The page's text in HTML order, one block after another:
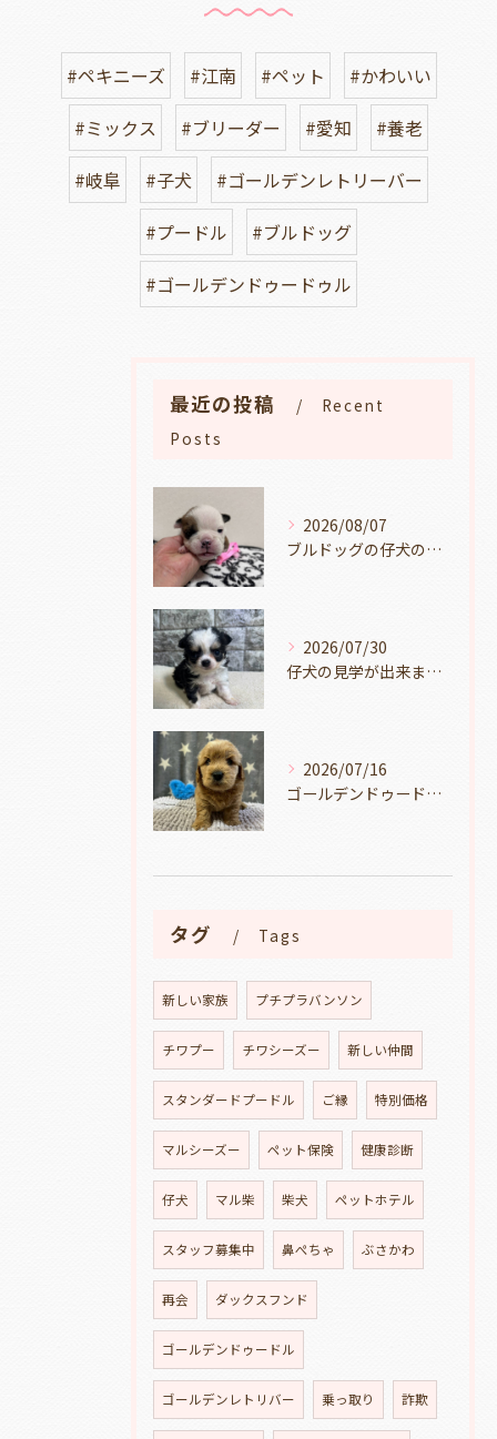
#ペキニーズ #江南 #ペット
#かわいい
#ミックス
#ブリーダー #愛知
#養老
#岐阜
#子犬
#ゴールデンレトリーバー
#プードル
#ブルドッグ
#ゴールデンドゥードゥル
最近の投稿
Recent
Posts
2026/08/07
ブルドッグの仔犬のお目目があきました👀💑🐶岐阜県養老町のブリーダーワンダフルパピーです。
2026/07/30
仔犬の見学が出来ます🐶岐阜県養老町のブリーダーワンダフルパピーです。
2026/07/16
ゴールデンドゥードルの仔犬の見学が出来ます🐶🐶🐶岐阜県養老町のブリーダーワンダフルパピーです。
タグ Tags
新しい家族 プチプラバンソン
チワプー チワシーズー 新しい仲間
スタンダードプードル ご縁 特別価格
マルシーズー ペット保険 健康診断
仔犬 マル柴 柴犬 ペットホテル
スタッフ募集中 鼻ぺちゃ ぶさかわ
再会 ダックスフンド
ゴールデンドゥードル
ゴールデンレトリバー 乗っ取り 詐欺